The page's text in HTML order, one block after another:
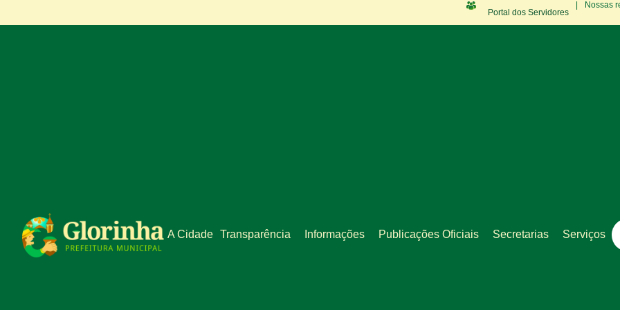
Portal dos Servidores
Nossas
A Cidade Transparência Informações Publicações Oficiais Secretarias Serviços